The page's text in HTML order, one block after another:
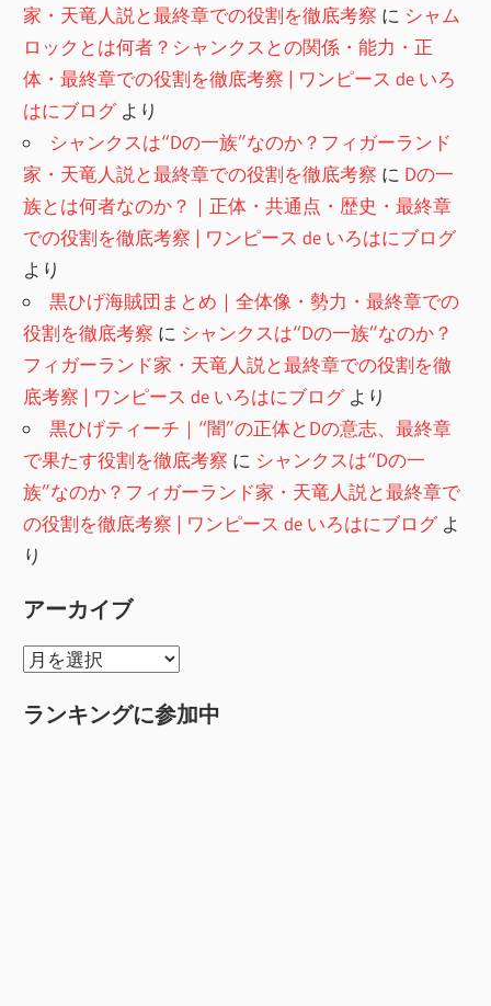
家・天竜人説と最終章での役割を徹底考察 に シャム
ロックとは何者？シャンクスとの関係・能力・正
体・最終章での役割を徹底考察 | ワンピース de いろ
はにブログより
シャンクスは“Dの一族”なのか？フィガーランド
家・天竜人説と最終章での役割を徹底考察 に Dの一
族とは何者なのか？｜正体・共通点・歴史・最終章
での役割を徹底考察 | ワンピース de いろはにブログ
より
黒ひげ海賊団まとめ｜全体像・勢力・最終章での
役割を徹底考察 に シャンクスは“Dの一族”なのか？
フィガーランド家・天竜人説と最終章での役割を徹
底考察 | ワンピース de いろはにブログより
黒ひげティーチ｜“闇”の正体とDの意志、最終章
で果たす役割を徹底考察 に シャンクスは“Dの一
族”なのか？フィガーランド家・天竜人説と最終章で
の役割を徹底考察 | ワンピース de いろはにブログよ
り
アーカイブ
ア
カ
ランキングに参加中